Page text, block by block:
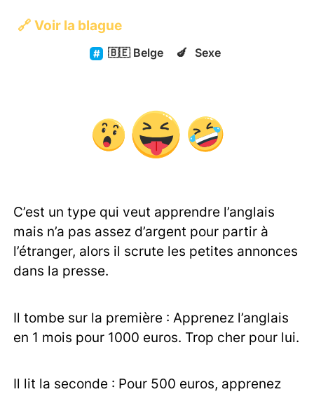
🔗 Voir la blague
🇧🇪 Belge 🍆 Sexe
C’est un type qui veut apprendre l’anglais
mais n’a pas assez d’argent pour partir à
l’étranger, alors il scrute les petites annonces
dans la presse.
Il tombe sur la première : Apprenez l’anglais
en 1 mois pour 1000 euros. Trop cher pour lui.
Il lit la seconde : Pour 500 euros, apprenez